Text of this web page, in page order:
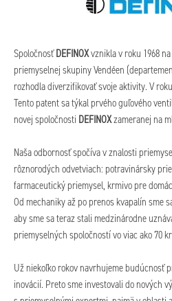
SpoločnosťDEFINOXvznikla v roku 1968
priemyselnej skupiny Vendéen
rozhodla diverzifikovať svoje aktivity. V
Tento patent sa týkal prvého guľového
novej spoločnosti DEFINOXzameranej na
Naša odbornosť spočíva v znalosti
rôznorodých odvetviach: potravinársky
farmaceutický priemysel, krmivo pre
Od mechaniky až po prenos kvapalín sme
aby sme sa teraz stali medzinárodne
priemyselných spoločností vo viac ako 70
Už niekoľko rokov navrhujeme budúcnosť
inovácií. Preto sme investovali do nových